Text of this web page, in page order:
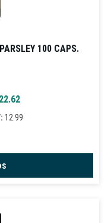
100 CAPS.
22.62
12.99